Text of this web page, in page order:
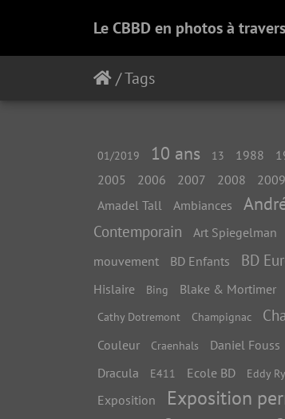
Le CBBD en photos à
/Tags
01/2019 10 ans 13 1988
2005
2006 2007 2008 2009
Amadel Tall Ambiances
Contemporain
Art Spiegelman
mouvement
BD Enfants BD
Hislaire
Bing Blake & Mortimer
Cathy Dotremont Champignac
Couleur Craenhals Daniel Fouss
Dracula
E411 Ecole BD Eddy
Exposition Exposition